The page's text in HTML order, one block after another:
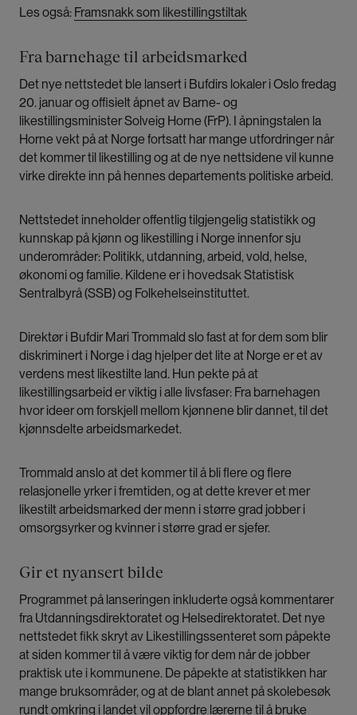
Les også: Framsnakk som likestillingstiltak
Fra barnehage til arbeidsmarked
Det nye nettstedet ble lansert i Bufdirs lokaler i Oslo fredag
20. januar og offisielt åpnet av Barne- og
likestillingsminister Solveig Horne (FrP). I åpningstalen la
Horne vekt på at Norge fortsatt har mange utfordringer når
det kommer til likestilling og at de nye nettsidene vil kunne
virke direkte inn på hennes departements politiske arbeid.
Nettstedet inneholder offentlig tilgjengelig statistikk og
kunnskap på kjønn og likestilling i Norge innenfor sju
underområder: Politikk, utdanning, arbeid, vold, helse,
økonomi og familie. Kildene er i hovedsak Statistisk
Sentralbyrå (SSB) og Folkehelseinstituttet.
Direktør i Bufdir Mari Trommald slo fast at for dem som blir
diskriminert i Norge i dag hjelper det lite at Norge er et av
verdens mest likestilte land. Hun pekte på at
likestillingsarbeid er viktig i alle livsfaser: Fra barnehagen
hvor ideer om forskjell mellom kjønnene blir dannet, til det
kjønnsdelte arbeidsmarkedet.
Trommald anslo at det kommer til å bli flere og flere
relasjonelle yrker i fremtiden, og at dette krever et mer
likestilt arbeidsmarked der menn i større grad jobber i
omsorgsyrker og kvinner i større grad er sjefer.
Gir et nyansert bilde
Programmet på lanseringen inkluderte også kommentarer
fra Utdanningsdirektoratet og Helsedirektoratet. Det nye
nettstedet fikk skryt av Likestillingssenteret som påpekte
at siden kommer til å være viktig for dem når de jobber
praktisk ute i kommunene. De påpekte at statistikken har
mange bruksområder, og at de blant annet på skolebesøk
rundt omkring i landet vil oppfordre lærerne til å bruke